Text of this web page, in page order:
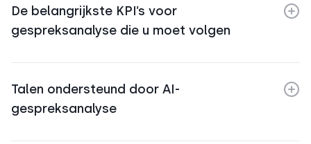
De belangrijkste KPI’s voor
gespreksanalyse die u moet volgen
Talen ondersteund door AI-
gespreksanalyse